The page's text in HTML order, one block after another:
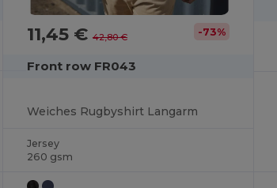
11,45 € 42,80 € -73%
Front row FR043
Weiches Rugbyshirt Langarm
Jersey
260 gsm